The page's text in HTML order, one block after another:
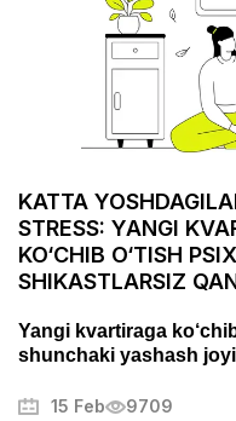
KATTA
STRESS: YANGI
KO‘CHIB O‘TISH
SHIKASTLARSIZ
Yangi kvartiraga
shunchaki yashash
qiladigan muhim
15 Feb 9709